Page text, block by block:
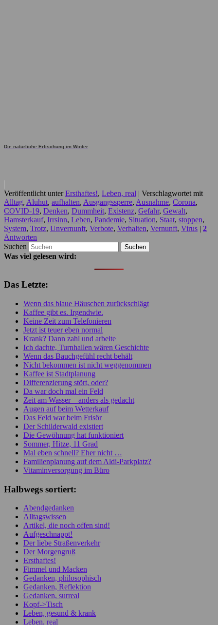
Die natürliche Erfischung im Winter
Veröffentlicht unter Ersthaftes!, Leben, real | Verschlagwortet mit
Alltag, Aluhut, aufhalten, Ausgangssperre, Ausnahme, Corona,
COVID-19, Denken, Dummheit, Existenz, Gefahr, Gewalt,
Hamsterkauf, Irrsinn, Leben, Pandemie, Situation, Staat, stoppen,
System, Trotz, Unvernunft, Verbote, Verhalten, Vernunft, Virus | 2
Antworten
Suchen
Was viel gelesen wird:
Das Letzte:
Wenn das blaue Häuschen zurückschlägt
Kaffee gibt es. Irgendwie.
Keine Zeit zum Telefonieren
Jetzt ist teuer eben normal
Krank? Dann zahl und arbeite
Ich dachte, Turnhallen wären Geschichte
Wenn das Bauchgefühl recht behält
Nicht bekommen ist nicht weggenommen
Kaffee ist Stadtplanung
Differenzierung stört, oder?
Da war doch mal ein Feld
Zeit am Wasser – anders als gedacht
Augen auf beim Wetterkauf
Das Feld war beim Frisör
Der Schilderwald existiert
Die Gewöhnung hat funktioniert
Sommer, Hitze, 11 Grad
Mal eben schnell? Eher nicht …
Familienplanung auf dem Aldi-Parkplatz?
Vitaminversorgung im Büro
Halbwegs sortiert:
Abendgedanken
Alltagswissen
Artikel, die noch offen sind!
Aufgeschnappt!
Der liebe Straßenverkehr
Der Morgengruß
Ersthaftes!
Fimmel und Macken
Gedanken, philosophisch
Gedanken, Reflektion
Gedanken, surreal
Kopf->Tisch
Leben, gesund & krank
Leben, real